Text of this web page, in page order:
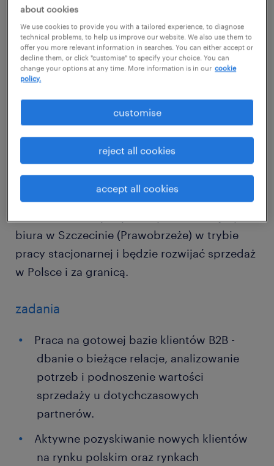
описание должности
Dla naszego Klienta - stabilnego polskiego
łazienkowych, poszukujemy otwartej,
zmotywowanej i nastawionej na relacje osoby
do zespołu sprzedaży B2B.
Nasz klient jest kameralną firmą o stabilnej
pozycji na rynku, w której pracownicy zostają
biura w Szczecinie (Prawobrzeże) w trybie
pracy stacjonarnej i będzie rozwijać sprzedaż
w Polsce i za granicą.
zadania
Praca na gotowej bazie klientów B2B -
dbanie o bieżące relacje, analizowanie
potrzeb i podnoszenie wartości
sprzedaży u dotychczasowych
partnerów.
Aktywne pozyskiwanie nowych klientów
na rynku polskim oraz rynkach
about cookies
We use cookies to provide you with a tailored experience, to diagnose
technical problems, to help us improve our website. We also use them to
offer you more relevant information in searches. You can either accept or
decline them, or click "customise" to specify your choice. You can
change your options at any time. More information is in our cookie
policy.
accept all cookies
reject all cookies
customise